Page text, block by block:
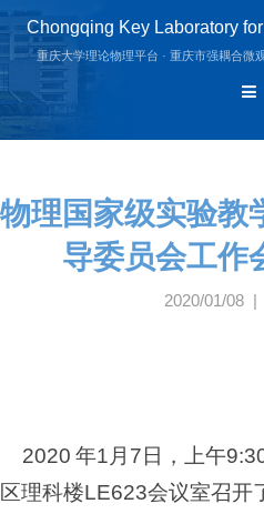
Chongqing Key Laboratory
重庆大学理论物理平台 · 重庆市强耦合微
物理国家级实验教
导委员会工作
2020/01/08 |
2020 年1 月 7日，上午
区理科楼LE623会议室召开